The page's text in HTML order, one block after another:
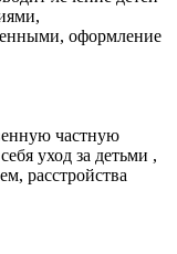
оформление
частную
уход за детьми ,
расстройства